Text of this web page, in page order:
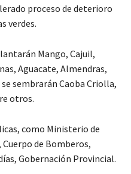
proceso de deterioro
verdes.
Mango, Cajuil,
Aguacate, Almendras,
sembrarán Caoba Criolla,
otros.
como Ministerio de
de Bomberos,
Gobernación Provincial.